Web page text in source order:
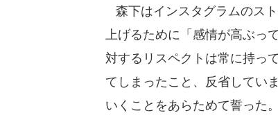
森下はインスタグラムのス
上げるために「感情が高ぶっ
対するリスペクトは常に持っ
てしまったこと、反省してい
いくことをあらためて誓った。